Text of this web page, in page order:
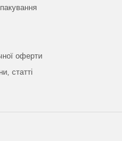
оферти
статті